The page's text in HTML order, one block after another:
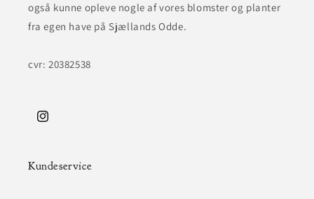
også kunne opleve nogle af vores blomster og planter
fra egen have på Sjællands Odde.
cvr: 20382538
Instagram
Kundeservice